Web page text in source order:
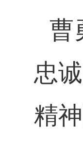
曹
忠
精